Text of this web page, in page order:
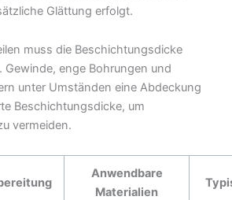
Glättung erfolgt.
muss die Beschichtungsdicke
enge Bohrungen und
unter Umständen eine Abdeckung
Beschichtungsdicke, um
vermeiden.
Anwendbare
Materialien